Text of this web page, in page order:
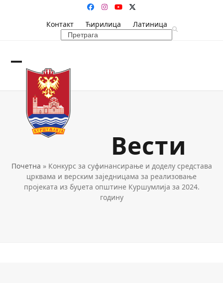
Facebook
Instagram
YouTubeTwitter
Контакт
Ћирилица
Латиница
Search
Open
mobile
menu
Close
mobile
menu
Вести
Почетна » Конкурс за суфинансирање и доделу средстава
црквама и верским заједницама за реализовање
пројеката из буџета општине Куршумлија за 2024.
годину